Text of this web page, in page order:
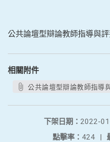
公共論壇型辯論教師指導與
相關附件
公共論壇型辯論教師指導
下架日期： 2022-
點擊率： 424 |